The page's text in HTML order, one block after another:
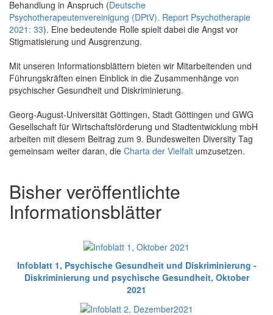
Behandlung in Anspruch (Deutsche
Psychotherapeutenvereinigung (DPtV). Report Psychotherapie
2021: 33). Eine bedeutende Rolle spielt dabei die Angst vor
Stigmatisierung und Ausgrenzung.
Mit unseren Informationsblättern bieten wir Mitarbeitenden und
Führungskräften einen Einblick in die Zusammenhänge von
psychischer Gesundheit und Diskriminierung.
Georg-August-Universität Göttingen, Stadt Göttingen und GWG
Gesellschaft für Wirtschaftsförderung und Stadtentwicklung mbH
arbeiten mit diesem Beitrag zum 9. Bundesweiten Diversity Tag
gemeinsam weiter daran, die Charta der Vielfalt umzusetzen.
Bisher veröffentlichte
Informationsblätter
Infoblatt 1, Psychische Gesundheit und Diskriminierung -
Diskriminierung und psychische Gesundheit, Oktober
2021